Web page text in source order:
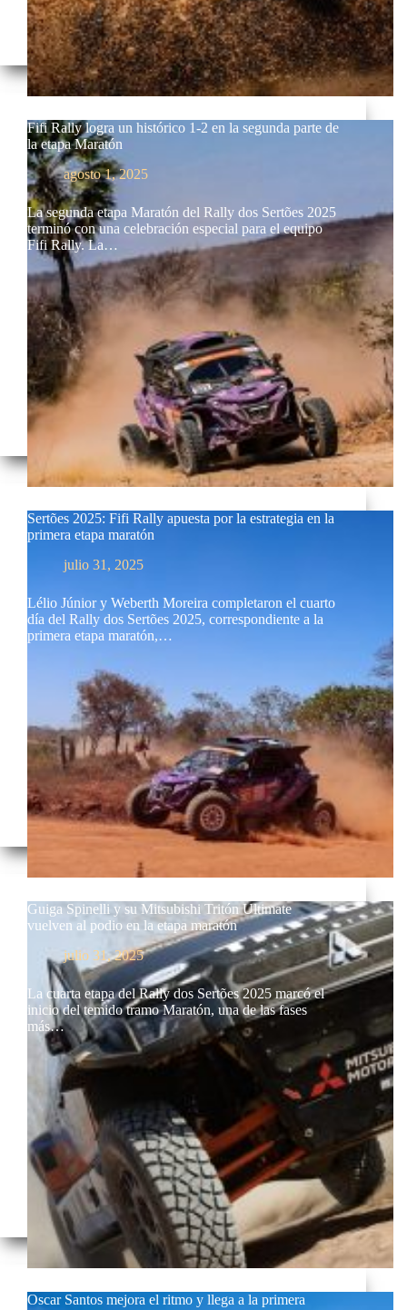
Fifi Rally logra un histórico 1-2 en la segunda parte de
la etapa Maratón
agosto 1, 2025
La segunda etapa Maratón del Rally dos Sertões 2025
terminó con una celebración especial para el equipo
Fifi Rally. La…
Sertões 2025: Fifi Rally apuesta por la estrategia en la
primera etapa maratón
julio 31, 2025
Lélio Júnior y Weberth Moreira completaron el cuarto
día del Rally dos Sertões 2025, correspondiente a la
primera etapa maratón,…
Guiga Spinelli y su Mitsubishi Tritón Ultimate
vuelven al podio en la etapa maratón
julio 31, 2025
La cuarta etapa del Rally dos Sertões 2025 marcó el
inicio del temido tramo Maratón, una de las fases
más…
Oscar Santos mejora el ritmo y llega a la primera